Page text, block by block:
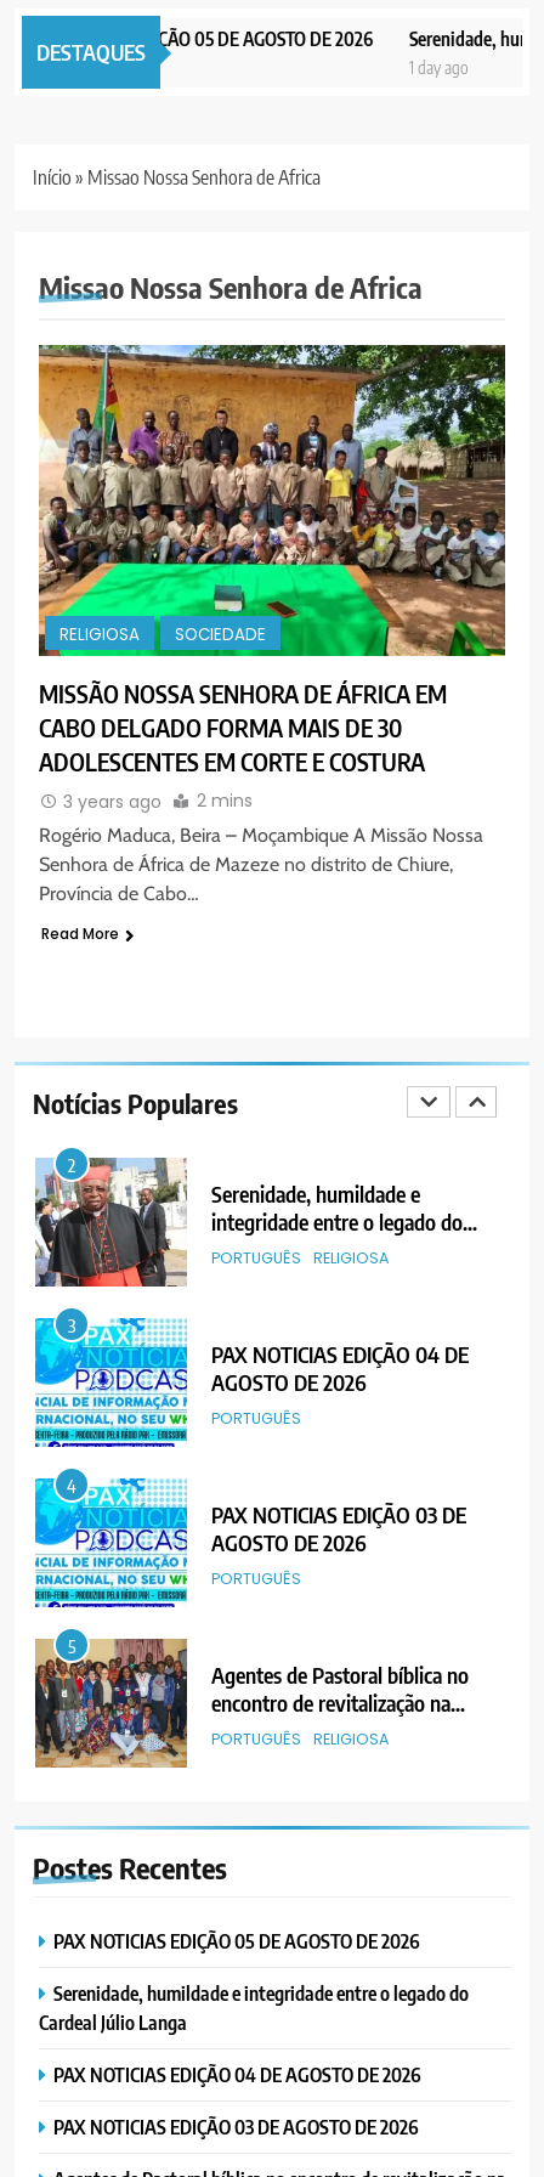
DESTAQUES
PAX NOTICIAS EDIÇÃO 05 DE AGOSTO DE 2026
1 day ago
Serenidade,
1 day ago
Início » Missao Nossa Senhora de Africa
Notícias Populares
5
Agentes de Pastoral bíblica no
encontro de revitalização na
Diocese de Chimoio
PORTUGUÊS RELIGIOSA
6
“Um movimento eclesial sem
Cristo como centro é uma simples
organização humana” – defende o
Padre Mubango
PORTUGUÊS RELIGIOSA
7
MERCADO DE INHAMÍZUA:
MUNICÍPIO DIZ QUE
TRANSFERÊNCIA DOS
VENDEDORES FOI ACEITE, MAS
SURGIRAM RESISTÊNCIAS PELO
CAMINHO
PORTUGUÊS SOCIEDADE
8
PAX NOTICIAS EDIÇÃO 28 DE
AGOSTO DE 2026
PORTUGUÊS
2
Serenidade, humildade e
integridade entre o legado do
Cardeal Júlio Langa
PORTUGUÊS RELIGIOSA
3
PAX NOTICIAS EDIÇÃO 04 DE
AGOSTO DE 2026
PORTUGUÊS
4
PAX NOTICIAS EDIÇÃO 03 DE
AGOSTO DE 2026
PORTUGUÊS
5
Agentes de Pastoral bíblica no
encontro de revitalização na
Diocese de Chimoio
PORTUGUÊS RELIGIOSA
“Um movimento eclesial sem
Cristo como centro é uma simples
MERCADO DE INHAMÍZUA:
VENDEDORES FOI ACEITE, MAS
CAMINHO
PORTUGUÊS
8
Missao Nossa Senhora de Africa
RELIGIOSA SOCIEDADE
MISSÃO NOSSA SENHORA DE ÁFRICA EM
CABO DELGADO FORMA MAIS DE 30
ADOLESCENTES EM CORTE E COSTURA
3 years ago 2 mins
Rogério Maduca, Beira – Moçambique A Missão Nossa
Senhora de África de Mazeze no distrito de Chiure,
Província de Cabo…
Read More
Postes Recentes
PAX NOTICIAS EDIÇÃO 05 DE AGOSTO DE 2026
Serenidade, humildade e integridade entre o legado do
Cardeal Júlio Langa
PAX NOTICIAS EDIÇÃO 04 DE AGOSTO DE 2026
PAX NOTICIAS EDIÇÃO 03 DE AGOSTO DE 2026